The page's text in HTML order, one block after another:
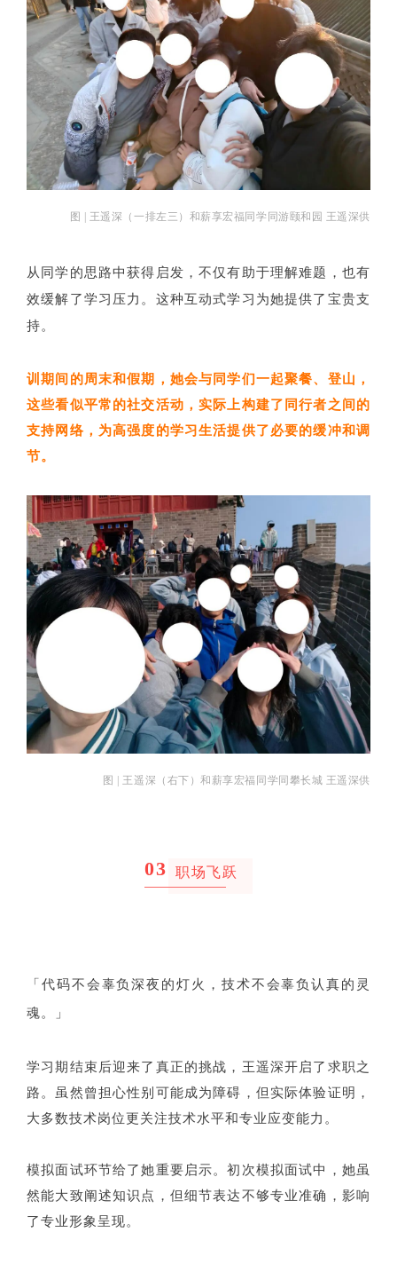
图 | 王遥深（一排左三）和薪享宏福同学同游颐和园 王遥深供
从同学的思路中获得启发，不仅有助于理解难题，也有
效缓解了学习压力。这种互动式学习为她提供了宝贵支
持。
训期间的周末和假期，她会与同学们一起聚餐、登山，
这些看似平常的社交活动，实际上构建了同行者之间的
支持网络，为高强度的学习生活提供了必要的缓冲和调
节。
图 | 王遥深（右下）和薪享宏福同学同攀长城 王遥深供
03 职场飞跃
「代码不会辜负深夜的灯火，技术不会辜负认真的灵
魂。」
学习期结束后迎来了真正的挑战，王遥深开启了求职之
路。虽然曾担心性别可能成为障碍，但实际体验证明，
大多数技术岗位更关注技术水平和专业应变能力。
模拟面试环节给了她重要启示。初次模拟面试中，她虽
然能大致阐述知识点，但细节表达不够专业准确，影响
了专业形象呈现。